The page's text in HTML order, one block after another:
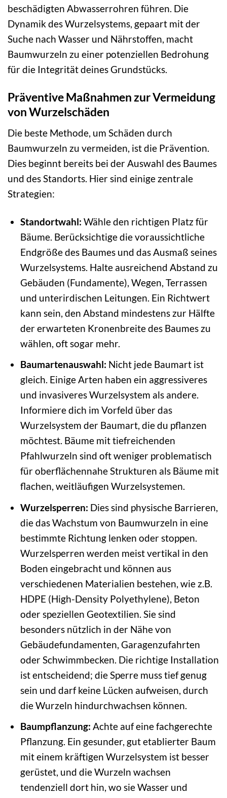
beschädigten Abwasserrohren führen. Die
Dynamik des Wurzelsystems, gepaart mit der
Suche nach Wasser und Nährstoffen, macht
Baumwurzeln zu einer potenziellen Bedrohung
für die Integrität deines Grundstücks.
Präventive Maßnahmen zur Vermeidung
von Wurzelschäden
Die beste Methode, um Schäden durch
Baumwurzeln zu vermeiden, ist die Prävention.
Dies beginnt bereits bei der Auswahl des Baumes
und des Standorts. Hier sind einige zentrale
Strategien:
Standortwahl: Wähle den richtigen Platz für
Bäume. Berücksichtige die voraussichtliche
Endgröße des Baumes und das Ausmaß seines
Wurzelsystems. Halte ausreichend Abstand zu
Gebäuden (Fundamente), Wegen, Terrassen
und unterirdischen Leitungen. Ein Richtwert
kann sein, den Abstand mindestens zur Hälfte
der erwarteten Kronenbreite des Baumes zu
wählen, oft sogar mehr.
Baumartenauswahl: Nicht jede Baumart ist
gleich. Einige Arten haben ein aggressiveres
und invasiveres Wurzelsystem als andere.
Informiere dich im Vorfeld über das
Wurzelsystem der Baumart, die du pflanzen
möchtest. Bäume mit tiefreichenden
Pfahlwurzeln sind oft weniger problematisch
für oberflächennahe Strukturen als Bäume mit
flachen, weitläufigen Wurzelsystemen.
Wurzelsperren: Dies sind physische Barrieren,
die das Wachstum von Baumwurzeln in eine
bestimmte Richtung lenken oder stoppen.
Wurzelsperren werden meist vertikal in den
Boden eingebracht und können aus
verschiedenen Materialien bestehen, wie z.B.
HDPE (High-Density Polyethylene), Beton
oder speziellen Geotextilien. Sie sind
besonders nützlich in der Nähe von
Gebäudefundamenten, Garagenzufahrten
oder Schwimmbecken. Die richtige Installation
ist entscheidend; die Sperre muss tief genug
sein und darf keine Lücken aufweisen, durch
die Wurzeln hindurchwachsen können.
Baumpflanzung: Achte auf eine fachgerechte
Pflanzung. Ein gesunder, gut etablierter Baum
mit einem kräftigen Wurzelsystem ist besser
gerüstet, und die Wurzeln wachsen
tendenziell dort hin, wo sie Wasser und